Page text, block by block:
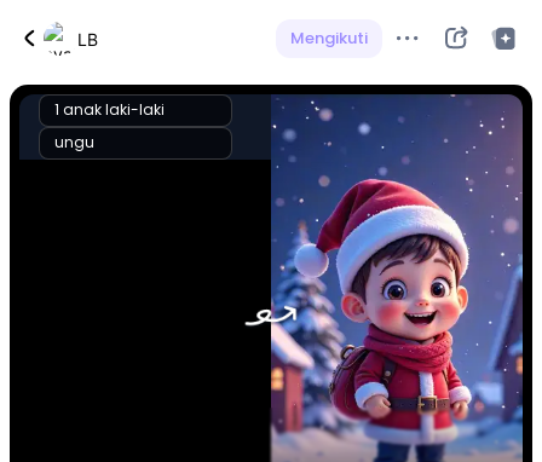
LB Mengikuti
1 anak laki-laki
ungu